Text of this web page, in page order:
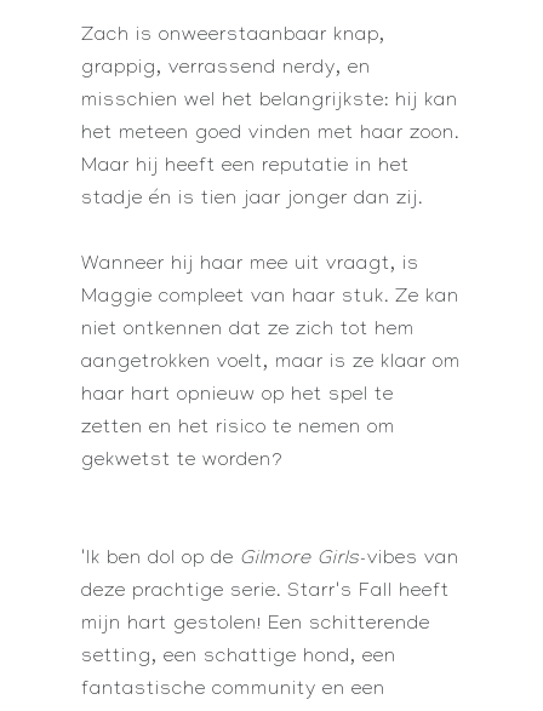
Zach is onweerstaanbaar knap,
grappig, verrassend nerdy, en
misschien wel het belangrijkste: hij kan
het meteen goed vinden met haar zoon.
Maar hij heeft een reputatie in het
stadje én is tien jaar jonger dan zij.
Wanneer hij haar mee uit vraagt, is
Maggie compleet van haar stuk. Ze kan
niet ontkennen dat ze zich tot hem
aangetrokken voelt, maar is ze klaar om
haar hart opnieuw op het spel te
zetten en het risico te nemen om
gekwetst te worden?
'Ik ben dol op de Gilmore Girls-vibes van
deze prachtige serie. Starr's Fall heeft
mijn hart gestolen! Een schitterende
setting, een schattige hond, een
fantastische community en een